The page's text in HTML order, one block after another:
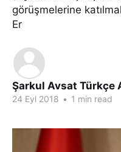
görüşmelerine
Er
Şarkul Avsat Türkçe
24 Eyl 2018 • 1 min read